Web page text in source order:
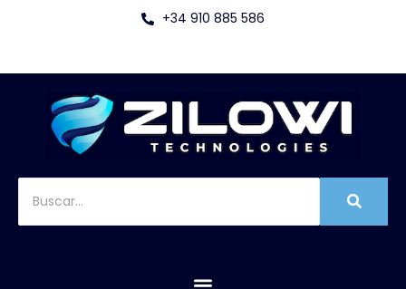
+34 910 885 586